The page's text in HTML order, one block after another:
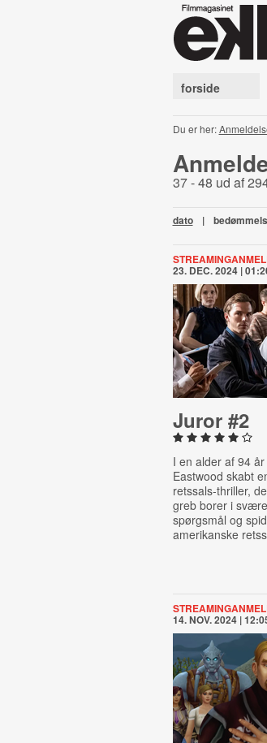
forside
Du er her:
37 - 48 ud af
dato |
23. DEC. 2024 |
Juror #2
I en alder af 94
Eastwood skabt
retssals-thriller,
greb borer i
spørgsmål og
amerikanske
14. NOV. 2024 |